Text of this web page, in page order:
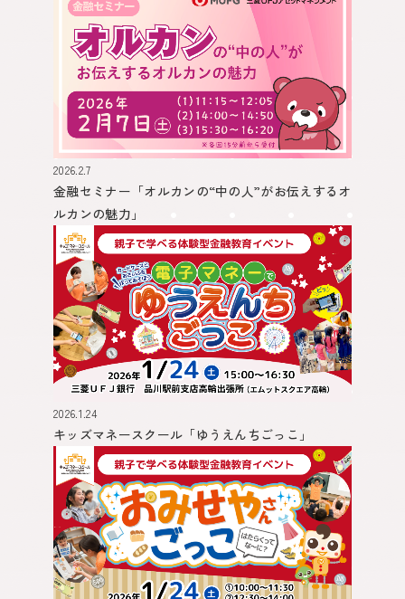
2026.2.7
金融セミナー 「オルカンの“中の人”がお伝えするオ
ルカンの魅力」
2026.1.24
キッズマネースクール 「ゆうえんちごっこ」